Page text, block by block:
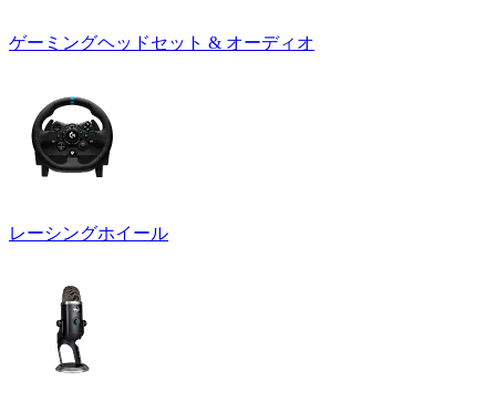
ゲーミングヘッドセット & オーディオ
レーシングホイール